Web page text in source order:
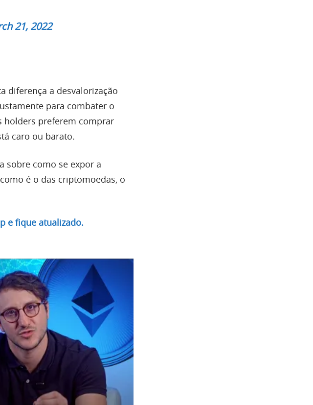
21, 2022
diferença a desvalorização
para combater o
holders preferem comprar
caro ou barato.
sobre como se expor a
é o das criptomoedas, o
e fique atualizado.